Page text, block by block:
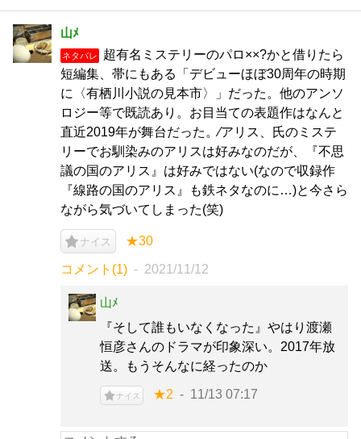
山ﾒ
ネタバレ
超有名ミステリーのパロ××?かと借りたら
短編集、帯にもある「デビューほぼ30周年の時期
に〈有栖川小説の見本市〉」だった。他のアンソ
ロジー等で既読あり。お目当ての表題作はなんと
直近2019年が舞台だった。∕アリス、氏のミステ
リーでお馴染みのアリスは好みなのだが、『不思
議の国のアリス』は好みではない(なので収録作
『線路の国のアリス』も鉄ネタなのに…)と今さら
ながら気づいてしまった(笑)
ナイス ★30
コメント(1) 2021/11/12
山ﾒ
『そして誰もいなくなった』やはり渡瀬
恒彦さんのドラマが印象深い。2017年放
送。もうそんなに経ったのか
ナイス ★2 11/13 07:17